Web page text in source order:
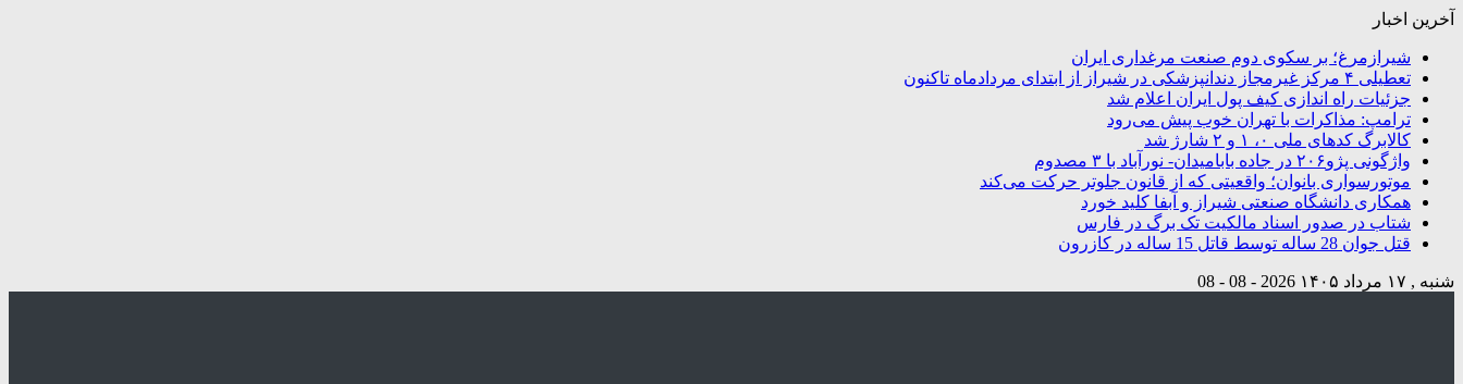
آخرین اخبار
شیرازمرغ؛ بر سکوی دوم صنعت مرغداری ایران
تعطیلی ۴ مرکز غیرمجاز دندانپزشکی در شیراز از ابتدای مردادماه تاکنون
جزئیات راه اندازی کیف پول ایران اعلام شد
ترامپ: مذاکرات با تهران خوب پیش می‌رود
کالابرگ کدهای ملی ۰، ۱ و ۲ شارژ شد
واژگونی پژو۲۰۶ در جاده بابامیدان- نورآباد با ۳ مصدوم
موتورسواری بانوان؛ واقعیتی که از قانون جلوتر حرکت می‌کند
همکاری دانشگاه صنعتی شیراز و آبفا کلید خورد
شتاب در صدور اسناد مالکیت تک برگ در فارس
قتل جوان 28 ساله توسط قاتل 15 ساله در کازرون
شنبه , ۱۷ مرداد ۱۴۰۵ 2026 - 08 - 08